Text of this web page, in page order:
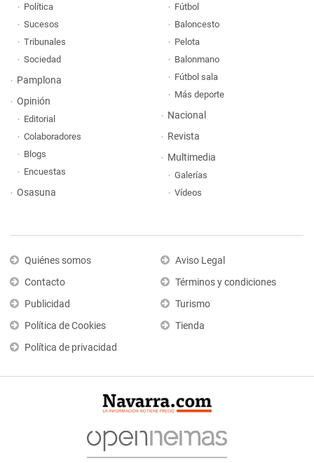
Política
Sucesos
Tribunales
Sociedad
Pamplona
Opinión
Editorial
Colaboradores
Blogs
Encuestas
Osasuna
Fútbol
Baloncesto
Pelota
Balonmano
Fútbol sala
Más deporte
Nacional
Revista
Multimedia
Galerías
Vídeos
Quiénes somos
Contacto
Publicidad
Política de Cookies
Política de privacidad
Aviso Legal
Términos y condiciones
Turismo
Tienda